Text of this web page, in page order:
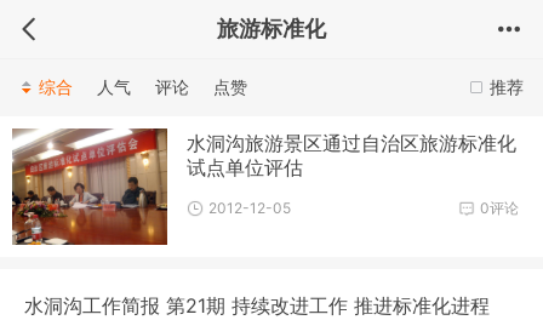
旅游标准化
推荐
综合 人气 评论 点赞
水洞沟旅游景区通过自治区旅游标准化
试点单位评估
0评论
2012-12-05
水洞沟工作简报 第21期 持续改进工作 推进标准化进程